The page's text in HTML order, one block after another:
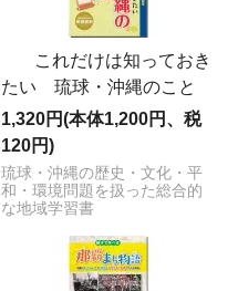
これだけは知っておき
たい 琉球・沖縄のこと
1,320円(本体1,200円、税
120円)
琉球・沖縄の歴史・文化・平
和・環境問題を扱った総合的
な地域学習書